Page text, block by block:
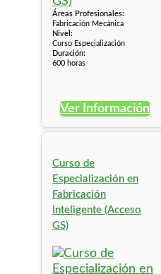
Áreas Profesionales:
Fabricación Mecánica
Nivel:
Curso Especialización
Duración:
600 horas
Ver Información
Curso de
Especialización en
Fabricación
Inteligente (Acceso
GS)